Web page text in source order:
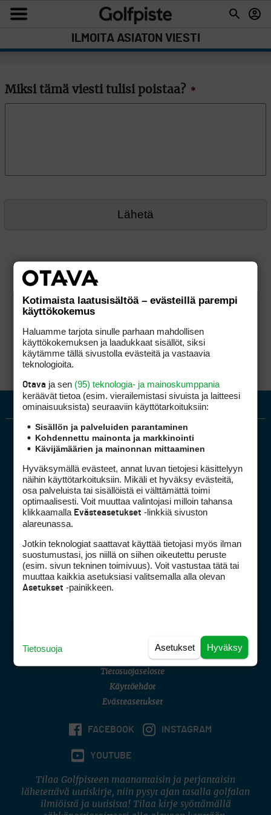
ILMOITA ASIATON VIESTI
Miksi tämä viesti tulisi poistaa? *
Golfpiste mediakortti
Golfpisteen yhteystiedot
DSA avoimuusraportti
Asiakaspalvelu
(digi) digi@otavamedia.fi
Tietosuojaseloste
Käyttöehdot
Evästeasetukset
FACEBOOK INSTAGRAM
YOUTUBE
Tilaa Golfpisteen maanantaisin ja perjantaisin
lähetettävä uutiskirje, niin pysyt ajan tasalla golfalan
ilmiöistä ja uutisista! Tilaa kirje syöttämällä
Kotimaista laatusisältöä – evästeillä parempi
käyttökokemus
Haluamme tarjota sinulle parhaan mahdollisen
käyttökokemuksen ja laadukkaat sisällöt, siksi
käytämme tällä sivustolla evästeitä ja vastaavia
teknologioita.
Otava ja sen (95) teknologia- ja mainoskumppania
keräävät tietoa (esim. vierailemis­tasi sivuista ja laitteesi
ominaisuuk­sista) seuraaviin käyttötarkoituksiin:
Sisällön ja palveluiden parantaminen
Kohdennettu mainonta ja markkinointi
Kävijämäärien ja mainonnan mittaaminen
Hyväksymällä evästeet, annat luvan tietojesi käsittelyyn
näihin käyttötarkoituksiin. Mikäli et hyväksy evästeitä,
osa palveluista tai sisällöistä ei välttämättä toimi
optimaalisesti. Voit muuttaa valintojasi milloin tahansa
klikkaamalla Evästeasetukset -linkkiä sivuston
alareunassa.
Jotkin teknologiat saattavat käyttää tietojasi myös ilman
suostumustasi, jos niillä on siihen oikeutettu peruste
(esim. sivun tekninen toimivuus). Voit vastustaa tätä tai
muuttaa kaikkia asetuksiasi valitsemalla alla olevan
Asetukset -painikkeen.
Hyväksy
Asetukset
Tietosuoja